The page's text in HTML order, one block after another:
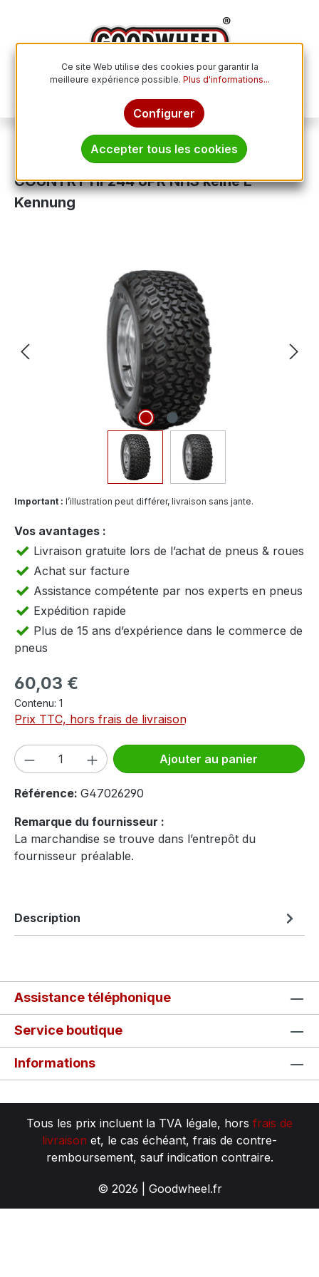
Pneus tout-terrain
DURO 21x8.00 - 9 TL DESERT X-
COUNTRY HF244 6PR NHS keine E-
Kennung
Ignorer la galerie d'images
Important : l’illustration peut différer, livraison sans jante.
Vos avantages :
Livraison gratuite lors de l’achat de pneus & roues
Achat sur facture
Assistance compétente par nos experts en pneus
Expédition rapide
Plus de 15 ans d’expérience dans le commerce de
pneus
Prix régulier :
60,03 €
Contenu: 1
Prix TTC, hors frais de livraison
Quantité de produit : Entrez la
Ajouter au panier
Référence: G47026290
Remarque du fournisseur :
La marchandise se trouve dans l’entrepôt du
fournisseur préalable.
Description
Assistance téléphonique
Service boutique
Informations
Tous les prix incluent la TVA légale, hors frais de
livraison et, le cas échéant, frais de contre-
remboursement, sauf indication contraire.
© 2026 | Goodwheel.fr
Ce site Web utilise des cookies pour garantir la
meilleure expérience possible. Plus d'informations...
Configurer
Accepter tous les cookies